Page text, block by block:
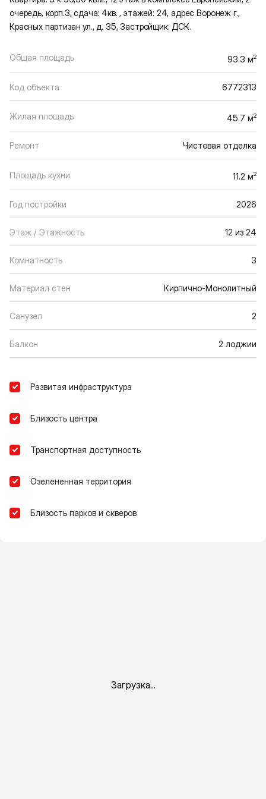
очередь, корп.3, сдача: 4кв. , этажей: 24, адрес Воронеж г.,
Красных партизан ул., д. 35, Застройщик: ДСК.
Общая площадь 93.3 м2
Код объекта 6772313
Жилая площадь 45.7 м2
Ремонт Чистовая отделка
Площадь кухни 11.2 м2
Год постройки 2026
Этаж / Этажность 12 из 24
Комнатность 3
Материал стен Кирпично-Монолитный
Санузел 2
Балкон 2 лоджии
Развитая инфраструктура
Близость центра
Транспортная доступность
Озелененная территория
Близость парков и скверов